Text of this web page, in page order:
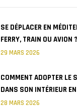
SE DÉPLACER EN
FERRY, TRAIN OU AVION ?
29 MARS 2026
COMMENT ADOPTER LE
DANS SON INTÉRIEUR
28 MARS 2026